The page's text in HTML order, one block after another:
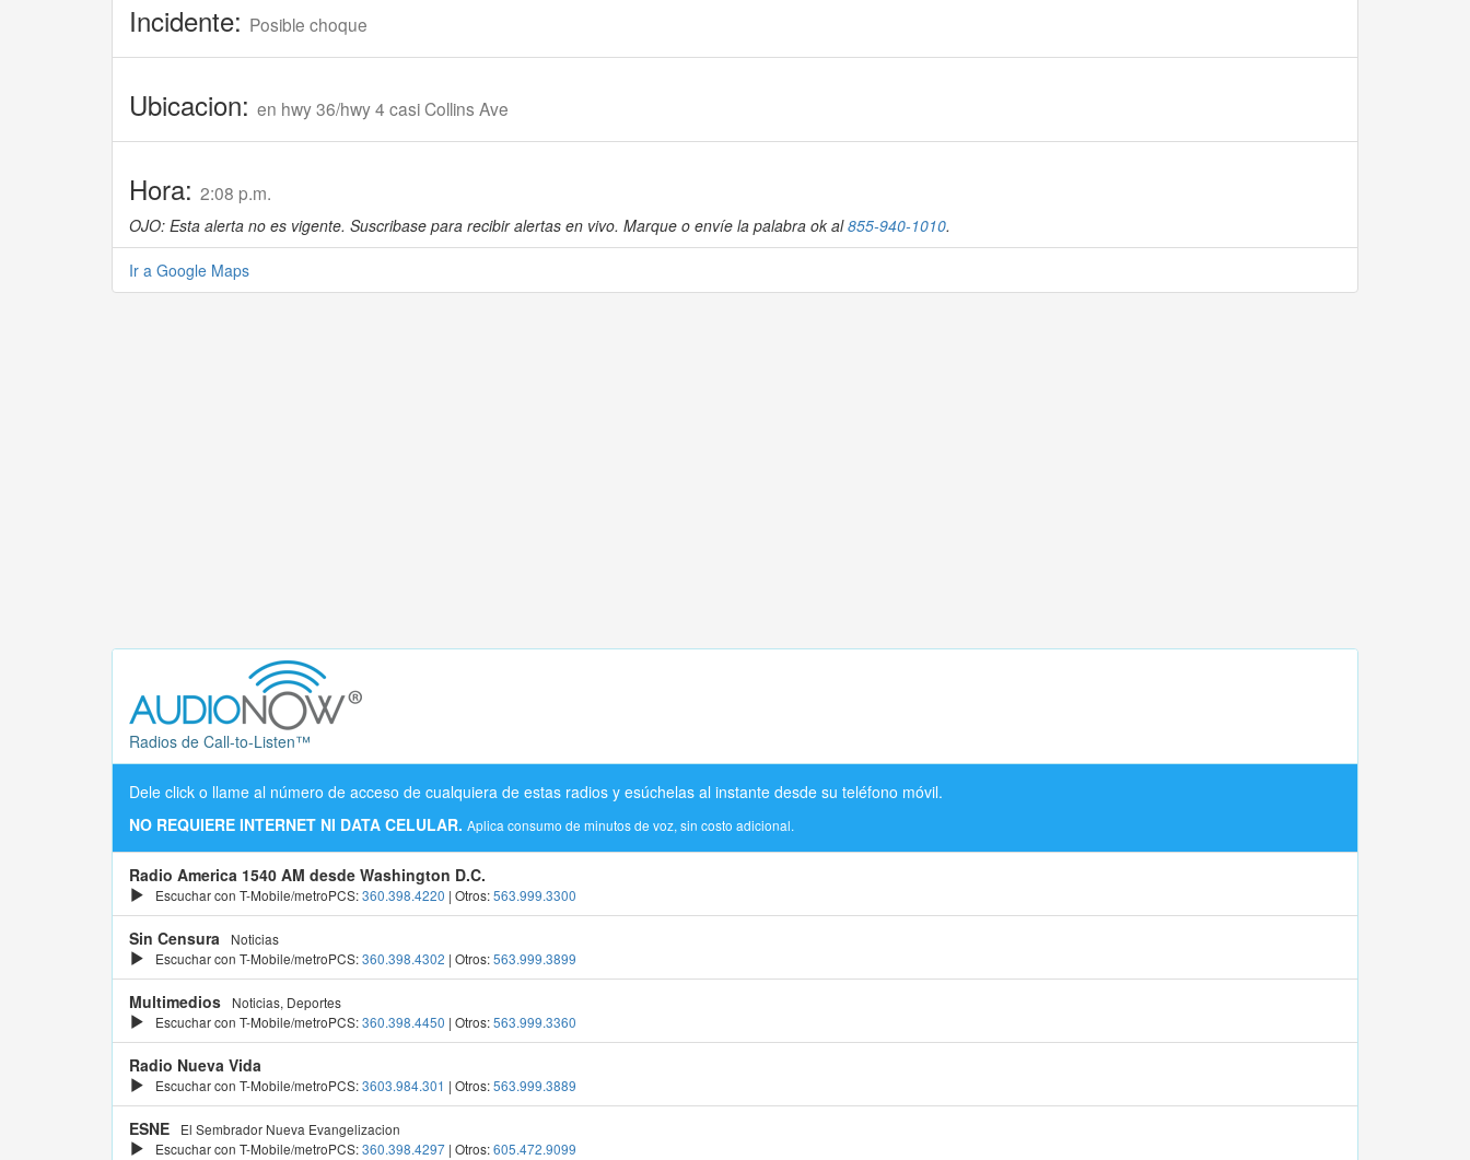
Incidente: Posible choque
Ubicacion: en hwy 36/hwy 4 casi Collins Ave
Hora: 2:08 p.m.
OJO: Esta alerta no es vigente. Suscribase para recibir alertas en vivo. Marque o envíe la palabra ok al855-940-1010.
Ir a Google Maps
Radios de Call-to-Listen™
Dele click o llame al número de acceso de cualquiera de estas radios y esúchelas al instante desde su teléfono móvil.
NO REQUIERE INTERNET NI DATA CELULAR. Aplica consumo de minutos de voz, sin costo adicional.
Radio America 1540 AM desde Washington D.C.
Escuchar con T-Mobile/metroPCS:360.398.4220 | Otros:563.999.3300
Sin Censura
Noticias
Escuchar con T-Mobile/metroPCS:360.398.4302 | Otros:563.999.3899
Multimedios
Noticias, Deportes
Escuchar con T-Mobile/metroPCS:360.398.4450 | Otros:563.999.3360
Radio Nueva Vida
Escuchar con T-Mobile/metroPCS:3603.984.301 | Otros:563.999.3889
ESNE
El Sembrador Nueva Evangelizacion
Escuchar con T-Mobile/metroPCS:360.398.4297 | Otros:605.472.9099